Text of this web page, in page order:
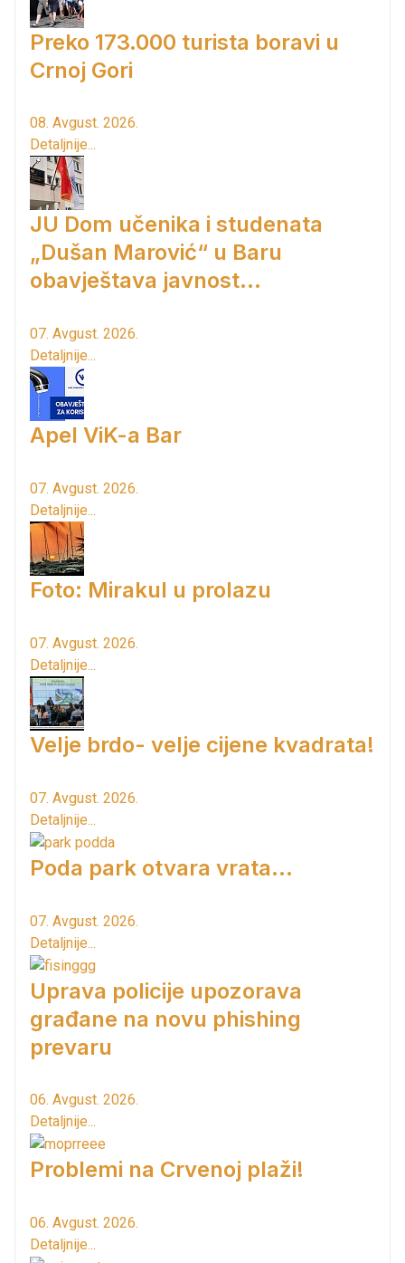
Preko 173.000 turista boravi u
Crnoj Gori
08. Avgust. 2026.
Detaljnije...
JU Dom učenika i studenata
„Dušan Marović“ u Baru
obavještava javnost...
07. Avgust. 2026.
Detaljnije...
Apel ViK-a Bar
07. Avgust. 2026.
Detaljnije...
Foto: Mirakul u prolazu
07. Avgust. 2026.
Detaljnije...
Velje brdo- velje cijene kvadrata!
07. Avgust. 2026.
Detaljnije...
Poda park otvara vrata...
07. Avgust. 2026.
Detaljnije...
Uprava policije upozorava
građane na novu phishing
prevaru
06. Avgust. 2026.
Detaljnije...
Problemi na Crvenoj plaži!
06. Avgust. 2026.
Detaljnije...